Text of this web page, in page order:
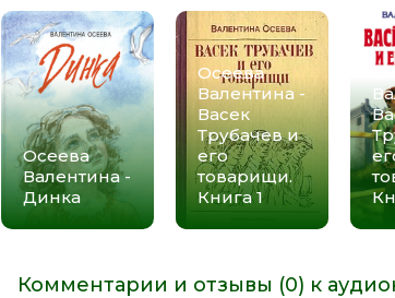
Осеева
Валентина -
Динка
Осеева
Валентина -
Васек
Трубачев и
его
товарищи.
Книга 1
Комментарии и отзывы (0) к